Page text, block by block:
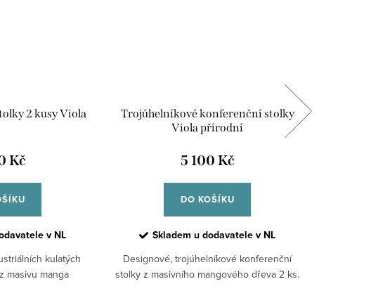
2 kusy Viola
Kč
v NL
kulatých
masivu manga
Trojúhelníkové konferenční stolky
Viola přírodní
5 100 Kč
DO KOŠÍKU
Skladem u dodavatele v NL
Designové, trojúhelníkové konferenční
stolky z masivního mangového dřeva 2 ks.